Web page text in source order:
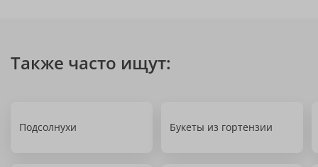
Также часто ищут:
Подсолнухи Букеты из гортензии